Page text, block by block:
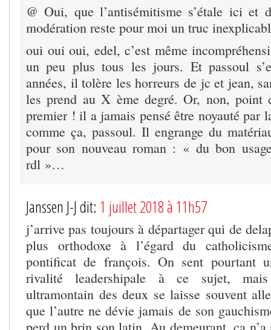
@ Oui, que l’antisémitisme s’étale ici et
modération reste pour moi un truc
oui oui oui, edel, c’est même
un peu plus tous les jours. Et passoul
années, il tolère les horreurs de jc et jean,
les prend au X ème degré. Or, non,
premier ! il a jamais pensé être noyauté par
comme ça, passoul. Il engrange du
pour son nouveau roman : « du bon
rdl »…
Janssen J-J dit: 1 juillet 2018 à 11h57
j’arrive pas toujours à départager qui de
plus orthodoxe à l’égard du
pontificat de françois. On sent pourtant
rivalité leadershipale à ce sujet,
ultramontain des deux se laisse souvent
que l’autre ne dévie jamais de son